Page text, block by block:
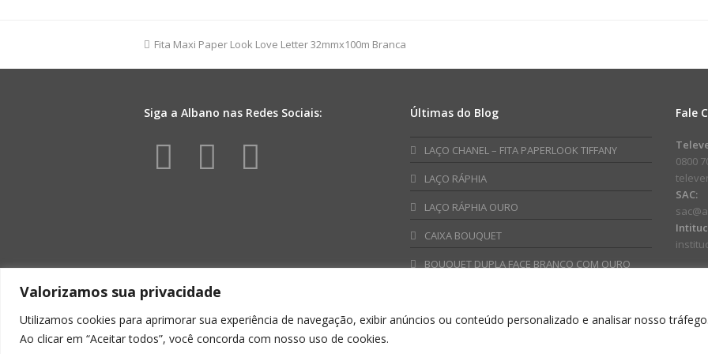
Valorizamos sua privacidade
Utilizamos cookies para aprimorar sua experiência de navegação, exibir anúncios ou conteúdo personalizado e analisar nosso tráfego.
Ao clicar em “Aceitar todos”, você concorda com nosso uso de cookies.
Amarela
quantidade
quantidade
previous
Fita Maxi Paper Look Love Letter 32mmx100m Branca
Siga a Albano nas Redes Sociais:
Facebook
Instagram
Últimas do Blog
LAÇO CHANEL – FITA PAPERLOOK TIFFANY
LAÇO RÁPHIA
LAÇO RÁPHIA OURO
CAIXA BOUQUET
BOUQUET DUPLA FACE BRANCO COM OURO
Fale
0800
SAC:
ALBANO EMBALAGENS ESPECIAIS INDUSTRIA E COMERCIO LTDA CNPJ: 60.576.311/